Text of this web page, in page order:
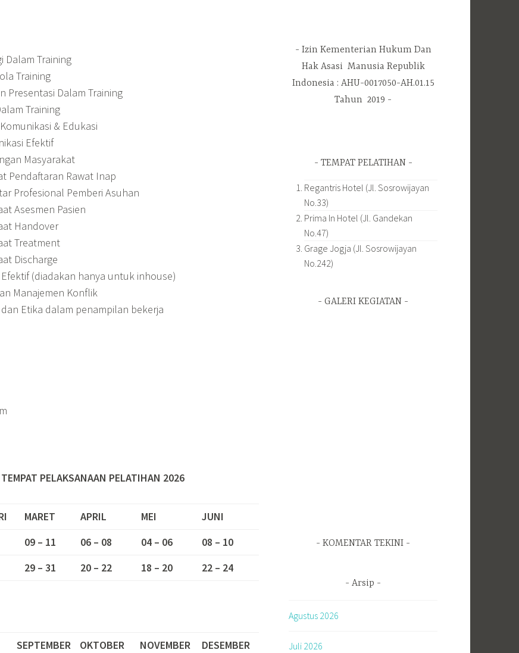
Dalam Training
Training
Presentasi Dalam Training
Training
& Edukasi
Efektif
Masyarakat
Pendaftaran Rawat Inap
Profesional Pemberi Asuhan
Asesmen Pasien
Handover
Treatment
Discharge
(diadakan hanya untuk inhouse)
Manajemen Konflik
Etika dalam penampilan bekerja
PELAKSANAAN PELATIHAN 2026
MARET APRIL MEI
JUNI
09 – 11 06 – 08 04 – 06
08 – 10
29 – 31 20 – 22 18 – 20 22 – 24
SEPTEMBER OKTOBER NOVEMBER DESEMBER
Izin Kementerian Hukum Dan
Hak Asasi Manusia Republik
Indonesia : AHU-0017050-AH.01.15
Tahun 2019
TEMPAT PELATIHAN
Regantris Hotel (Jl. Sosrowijayan
No.33)
Prima In Hotel (Jl. Gandekan
No.47)
Grage Jogja (Jl. Sosrowijayan
No.242)
GALERI KEGIATAN
KOMENTAR TEKINI
Arsip
Agustus 2026
Juli 2026